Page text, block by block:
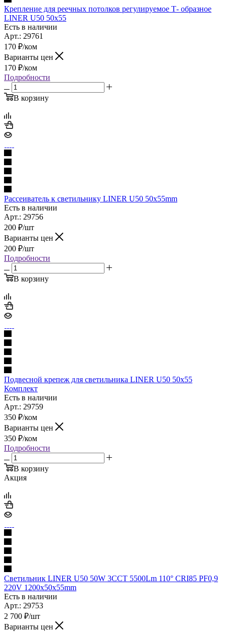
Крепление для реечных потолков регулируемое Т- образное
LINER U50 50x55
Есть в наличии
Арт.: 29761
170 ₽/ком
Варианты цен
170 ₽/ком
Подробности
В корзину
Рассеиватель к светильнику LINER U50 50x55mm
Есть в наличии
Арт.: 29756
200 ₽/шт
Варианты цен
200 ₽/шт
Подробности
В корзину
Подвесной крепеж для светильника LINER U50 50x55
Комплект
Есть в наличии
Арт.: 29759
350 ₽/ком
Варианты цен
350 ₽/ком
Подробности
В корзину
Акция
Светильник LINER U50 50W 3ССТ 5500Lm 110° CRI85 PF0,9
220V 1200x50x55mm
Есть в наличии
Арт.: 29753
2 700 ₽/шт
Варианты цен